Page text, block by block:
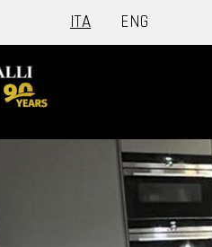
ITA ENG